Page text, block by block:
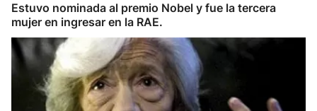
Eguraldia
Estuvo nominada al premio Nobel y fue la tercera
mujer en ingresar en la RAE.